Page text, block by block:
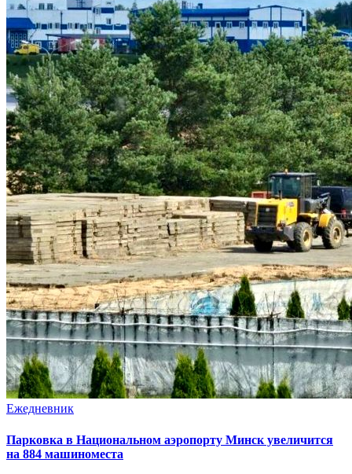
Ежедневник
Парковка в Национальном аэропорту Минск увеличится
на 884 машиноместа